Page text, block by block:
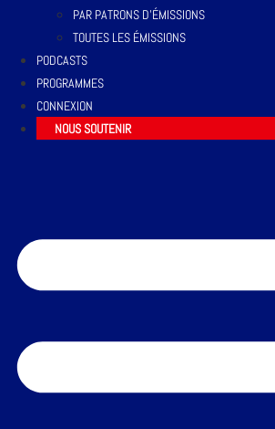
PAR PATRONS D’ÉMISSIONS
TOUTES LES ÉMISSIONS
PODCASTS
PROGRAMMES
CONNEXION
NOUS SOUTENIR